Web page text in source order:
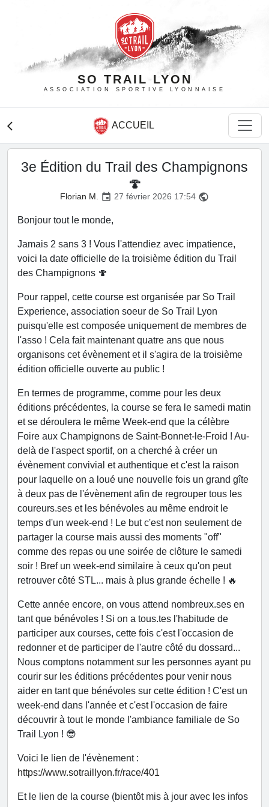
SO TRAIL LYON
ASSOCIATION SPORTIVE LYONNAISE
arrow_back_ios ACCUEIL
3e Édition du Trail des Champignons
🍄
Florian M. event 27 février 2026 17:54 public
Bonjour tout le monde,
Jamais 2 sans 3 ! Vous l'attendiez avec impatience,
voici la date officielle de la troisième édition du Trail
des Champignons 🍄
Pour rappel, cette course est organisée par So Trail
Experience, association soeur de So Trail Lyon
puisqu'elle est composée uniquement de membres de
l'asso ! Cela fait maintenant quatre ans que nous
organisons cet évènement et il s'agira de la troisième
édition officielle ouverte au public !
En termes de programme, comme pour les deux
éditions précédentes, la course se fera le samedi matin
et se déroulera le même Week-end que la célèbre
Foire aux Champignons de Saint-Bonnet-le-Froid ! Au-
delà de l'aspect sportif, on a cherché à créer un
évènement convivial et authentique et c'est la raison
pour laquelle on a loué une nouvelle fois un grand gîte
à deux pas de l'évènement afin de regrouper tous les
coureurs.ses et les bénévoles au même endroit le
temps d'un week-end ! Le but c'est non seulement de
partager la course mais aussi des moments "off"
comme des repas ou une soirée de clôture le samedi
soir ! Bref un week-end similaire à ceux qu'on peut
retrouver côté STL... mais à plus grande échelle ! 🔥
Cette année encore, on vous attend nombreux.ses en
tant que bénévoles ! Si on a tous.tes l'habitude de
participer aux courses, cette fois c'est l'occasion de
redonner et de participer de l'autre côté du dossard...
Nous comptons notamment sur les personnes ayant pu
courir sur les éditions précédentes pour venir nous
aider en tant que bénévoles sur cette édition ! C'est un
week-end dans l'année et c'est l'occasion de faire
découvrir à tout le monde l'ambiance familiale de So
Trail Lyon ! 😎
Voici le lien de l'évènement :
https://www.sotraillyon.fr/race/401
Et le lien de la course (bientôt mis à jour avec les infos